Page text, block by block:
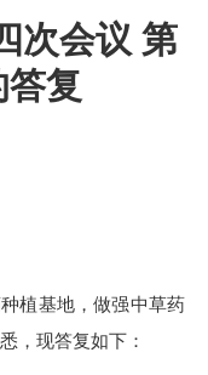
次会议 第
答复
植基地，做强中草药
，现答复如下：